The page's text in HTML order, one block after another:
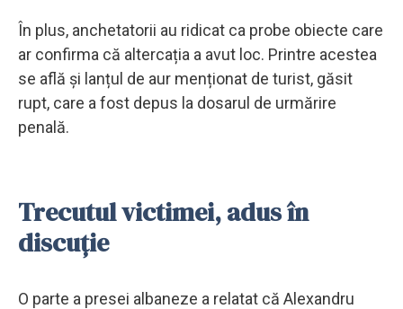
În plus, anchetatorii au ridicat ca probe obiecte care
ar confirma că altercația a avut loc. Printre acestea
se află și lanțul de aur menționat de turist, găsit
rupt, care a fost depus la dosarul de urmărire
penală.
Trecutul victimei, adus în
discuție
O parte a presei albaneze a relatat că Alexandru